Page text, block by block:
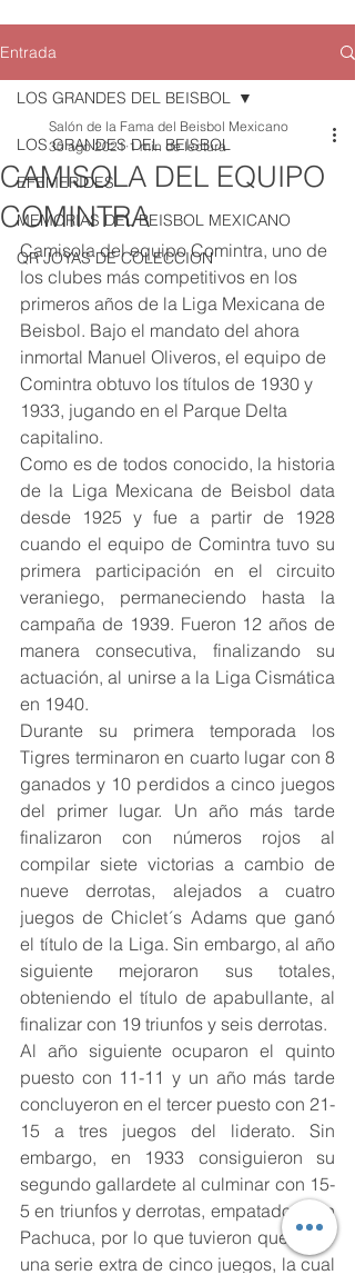
Entrada
LOS GRANDES DEL BEISBOL
EFEMERIDES
MEMORIAS DEL BEISBOL MEXICANO
QR JOYAS DE COLECCION
LOS GRANDES DEL BEISBOL
CAMISOLA DEL EQUIPO
COMINTRA
Salón de la Fama del Beisbol Mexicano
30 ago 2021 1 min de lectura
Camisola del equipo Comintra, uno de
los clubes más competitivos en los
primeros años de la Liga Mexicana de
Beisbol. Bajo el mandato del ahora
inmortal Manuel Oliveros, el equipo de
Comintra obtuvo los títulos de 1930 y
1933, jugando en el Parque Delta
capitalino.
Como es de todos conocido, la historia
de la Liga Mexicana de Beisbol data
desde 1925 y fue a partir de 1928
cuando el equipo de Comintra tuvo su
primera participación en el circuito
veraniego, permaneciendo hasta la
campaña de 1939. Fueron 12 años de
manera consecutiva, finalizando su
actuación, al unirse a la Liga Cismática
en 1940.
Durante su primera temporada los
Tigres terminaron en cuarto lugar con 8
ganados y 10 perdidos a cinco juegos
del primer lugar. Un año más tarde
finalizaron con números rojos al
compilar siete victorias a cambio de
nueve derrotas, alejados a cuatro
juegos de Chiclet´s Adams que ganó
el título de la Liga. Sin embargo, al año
siguiente mejoraron sus totales,
obteniendo el título de apabullante, al
finalizar con 19 triunfos y seis derrotas.
Al año siguiente ocuparon el quinto
puesto con 11-11 y un año más tarde
concluyeron en el tercer puesto con 21-
15 a tres juegos del liderato. Sin
embargo, en 1933 consiguieron su
segundo gallardete al culminar con 15-
5 en triunfos y derrotas, empatados con
Pachuca, por lo que tuvieron que jugar
una serie extra de cinco juegos, la cual